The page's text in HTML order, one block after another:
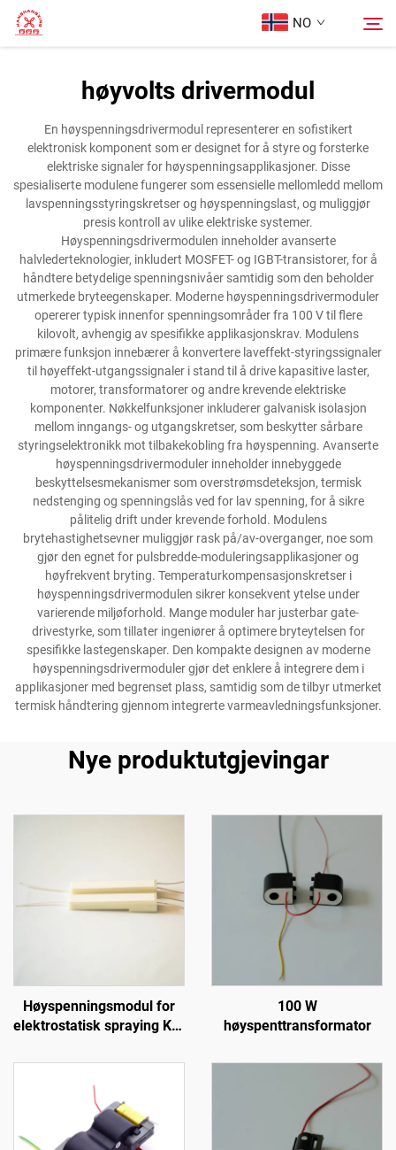
NO
Produkter
Om oss
Tilfeller
Kontakt Oss
Søk
høyvolts drivermodul
En høyspenningsdrivermodul representerer en sofistikert
elektronisk komponent som er designet for å styre og forsterke
elektriske signaler for høyspenningsapplikasjoner. Disse
spesialiserte modulene fungerer som essensielle mellomledd mellom
lavspenningsstyringskretser og høyspenningslast, og muliggjør
presis kontroll av ulike elektriske systemer.
Høyspenningsdrivermodulen inneholder avanserte
halvlederteknologier, inkludert MOSFET- og IGBT-transistorer, for å
håndtere betydelige spenningsnivåer samtidig som den beholder
utmerkede bryteegenskaper. Moderne høyspenningsdrivermoduler
opererer typisk innenfor spenningsområder fra 100 V til flere
kilovolt, avhengig av spesifikke applikasjonskrav. Modulens
primære funksjon innebærer å konvertere laveffekt-styringssignaler
til høyeffekt-utgangssignaler i stand til å drive kapasitive laster,
motorer, transformatorer og andre krevende elektriske
komponenter. Nøkkelfunksjoner inkluderer galvanisk isolasjon
mellom inngangs- og utgangskretser, som beskytter sårbare
styringselektronikk mot tilbakekobling fra høyspenning. Avanserte
høyspenningsdrivermoduler inneholder innebyggede
beskyttelsesmekanismer som overstrømsdeteksjon, termisk
nedstenging og spenningslås ved for lav spenning, for å sikre
pålitelig drift under krevende forhold. Modulens
brytehastighetsevner muliggjør rask på/av-overganger, noe som
gjør den egnet for pulsbredde-moduleringsapplikasjoner og
høyfrekvent bryting. Temperaturkompensasjonskretser i
høyspenningsdrivermodulen sikrer konsekvent ytelse under
varierende miljøforhold. Mange moduler har justerbar gate-
drivestyrke, som tillater ingeniører å optimere bryteytelsen for
spesifikke lastegenskaper. Den kompakte designen av moderne
høyspenningsdrivermoduler gjør det enklere å integrere dem i
applikasjoner med begrenset plass, samtidig som de tilbyr utmerket
termisk håndtering gjennom integrerte varmeavledningsfunksjoner.
Nye produktutgjevingar
Høyspenningsmodul for
elektrostatisk spraying KCI
100 W
høyspenttransformator